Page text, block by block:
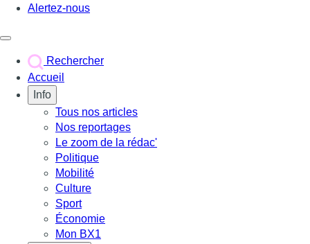
Alertez-nous
Rechercher
Accueil
Info
Tous nos articles
Nos reportages
Le zoom de la rédac'
Politique
Mobilité
Culture
Sport
Économie
Mon BX1